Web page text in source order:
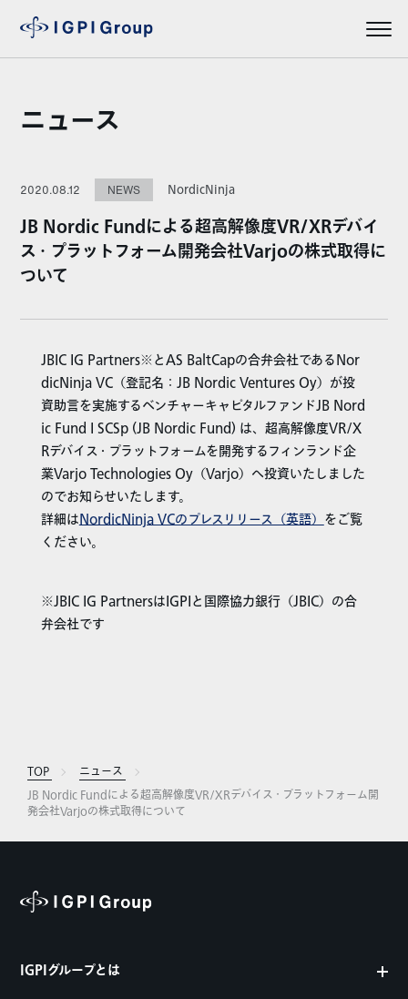
ニュース
2020.08.12 NEWS NordicNinja
JB Nordic Fundによる超高解像度VR/XRデバイ
ス・プラットフォーム開発会社Varjoの株式取得に
ついて
JBIC IG Partners※とAS BaltCapの合弁会社であるNor
dicNinja VC（登記名：JB Nordic Ventures Oy）が投
資助言を実施するベンチャーキャピタルファンドJB Nord
ic Fund I SCSp (JB Nordic Fund) は、超高解像度VR/X
Rデバイス・プラットフォームを開発するフィンランド企
業Varjo Technologies Oy（Varjo）へ投資いたしました
のでお知らせいたします。
詳細はNordicNinja VCのプレスリリース（英語） をご覧
ください。
※JBIC IG PartnersはIGPIと国際協力銀行（JBIC）の合
弁会社です
TOP
ニュース
JB Nordic Fundによる超高解像度VR/XRデバイス・プラットフォーム開
発会社Varjoの株式取得について
IGPIグループとは